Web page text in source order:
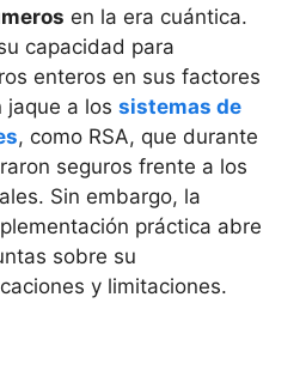
en la era cuántica.
capacidad para
enteros en sus factores
jaque a los sistemas de
, como RSA, que durante
seguros frente a los
Sin embargo, la
práctica abre
sobre su
y limitaciones.